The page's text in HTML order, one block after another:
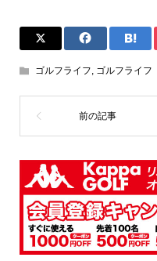
ゴルフライフ ゴルフライフ